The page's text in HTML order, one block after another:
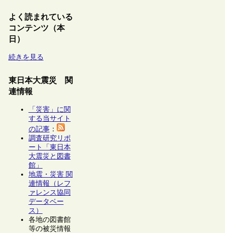
よく読まれている
コンテンツ（本
日）
続きを見る
東日本大震災 関
連情報
「災害」に関
する当サイト
の記事：
調査研究リポ
ート「東日本
大震災と図書
館」
地震・災害 関
連情報（レフ
ァレンス協同
データベー
ス）
各地の図書館
等の被災情報